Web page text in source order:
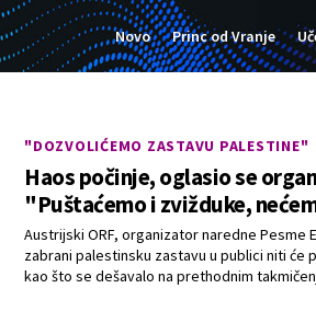
Novo Princ od Vranje
"DOZVOLIĆEMO ZASTAVU PALESTINE"
Haos počinje, oglasio se
"Puštaćemo i zvižduke,
Austrijski ORF, organizator naredne Pesme
zabrani palestinsku zastavu u publici niti
kao što se dešavalo na prethodnim